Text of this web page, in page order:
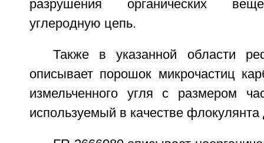
разрушения органических
углеродную цепь.
Также в указанной области
описывает порошок микрочастиц
измельченного угля с размером
используемый в качестве